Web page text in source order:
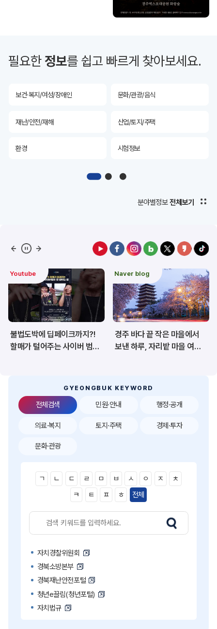
필요한정보를 쉽고 빠르게 찾아보세요.
공공데이터&통계
산림 해양/수산
보건·복지/여성/장애인 문화/관광/음식
재난/안전/재해 산업/토지/주택
환경 시험정보
디지털아카이브
공공데이터&통계
산림 해양/수산
보건·복지/여성/장애인 문화/관광/음식
재난/안전/재해 산업/토지/주택
환경 시험정보
공공데이터&통계
분야별정보 전체보기
Youtube
불법도박에 딥페이크까지?!
할매가 털어주는 사이버 범죄
Naver blog
경주 바다 끝 작은 마을에서
보낸 하루, 자리밭 마을 여름
GYEONGBUK KEYWORD
전체검색
ㄱ ㄴ ㄷ ㄹ ㅁ ㅂ ㅅ ㅇ ㅈ
ㅊ
ㅋ
ㅌ ㅍ ㅎ 전체
자치경찰위원회
경북소방본부
경북재난안전포털
청년e끌림(청년포털)
자치법규
민원·안내 행정·공개
의료·복지 토지·주택 경제·투자
문화·관광